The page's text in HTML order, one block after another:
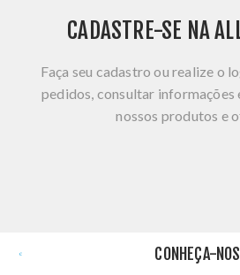
CADASTRE-SE NA
Faça seu cadastro ou realize o
pedidos, consultar informações
nossos produtos e
CONHEÇA-NOS